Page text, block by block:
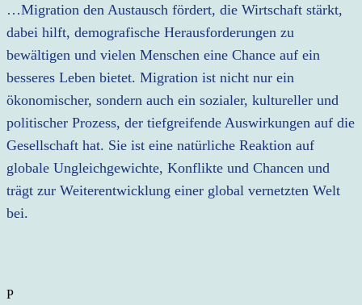
…Migration den Austausch fördert, die Wirtschaft stärkt,
dabei hilft, demografische Herausforderungen zu
bewältigen und vielen Menschen eine Chance auf ein
besseres Leben bietet. Migration ist nicht nur ein
ökonomischer, sondern auch ein sozialer, kultureller und
politischer Prozess, der tiefgreifende Auswirkungen auf die
Gesellschaft hat. Sie ist eine natürliche Reaktion auf
globale Ungleichgewichte, Konflikte und Chancen und
trägt zur Weiterentwicklung einer global vernetzten Welt
bei.